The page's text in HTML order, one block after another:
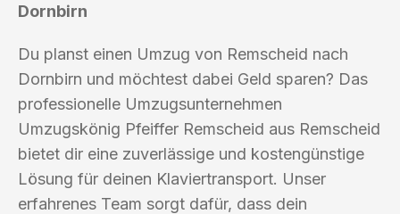
Dornbirn
Du planst einen Umzug von Remscheid nach
Dornbirn und möchtest dabei Geld sparen? Das
professionelle Umzugsunternehmen
Umzugskönig Pfeiffer Remscheid aus Remscheid
bietet dir eine zuverlässige und kostengünstige
Lösung für deinen Klaviertransport. Unser
erfahrenes Team sorgt dafür, dass dein